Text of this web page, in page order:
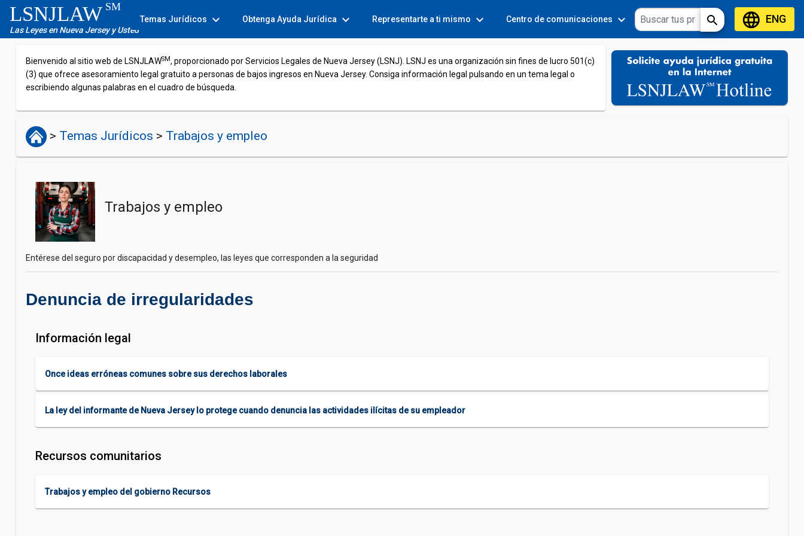
LSNJLAW SM
Las Leyes en Nueva Jersey y Usted
Temas Jurídicos expand_more Obtenga Ayuda Jurídica expand_more Representarte a ti mismo expand_more Centro de comunicaciones expand_more Toolsexpand_more search languageENG
Bienvenido al sitio web de LSNJLAWSM, proporcionado por Servicios Legales de Nueva Jersey (LSNJ). LSNJ es una organización sin fines de lucro 501(c)
(3) que ofrece asesoramiento legal gratuito a personas de bajos ingresos en Nueva Jersey. Consiga información legal pulsando en un tema legal o
escribiendo algunas palabras en el cuadro de búsqueda.
> Temas Jurídicos > Trabajos y empleo
Trabajos y empleo
Entérese del seguro por discapacidad y desempleo, las leyes que corresponden a la seguridad
Denuncia de irregularidades
Información legal
Once ideas erróneas comunes sobre sus derechos laborales
La ley del informante de Nueva Jersey lo protege cuando denuncia las actividades ilícitas de su empleador
Recursos comunitarios
Trabajos y empleo del gobierno Recursos